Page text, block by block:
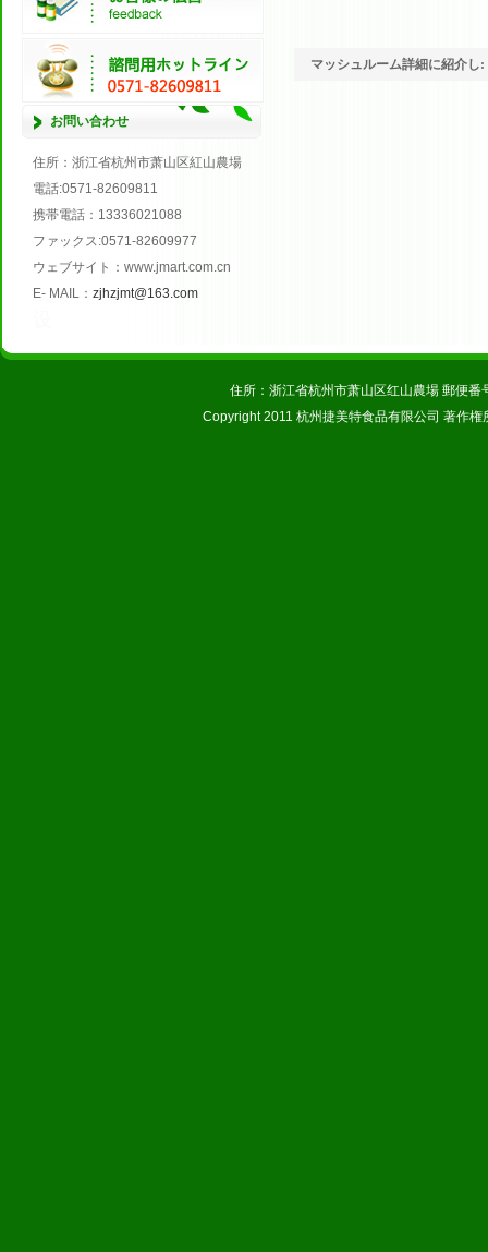
お問い合わせ
住所 ：浙江省杭州市萧山区紅山農場
電話:0571-82609811
携帯電話 ： 13336021088
ファックス:0571-82609977
ウェブサイト ： www.jmart.com.cn
E- MAIL ： zjhzjmt@163.com
マッシュルーム詳細に紹介し:
住所：浙江省杭州市萧山区红山農場 郵便
Copyright 2011 杭州捷美特食品有限公司 著作権